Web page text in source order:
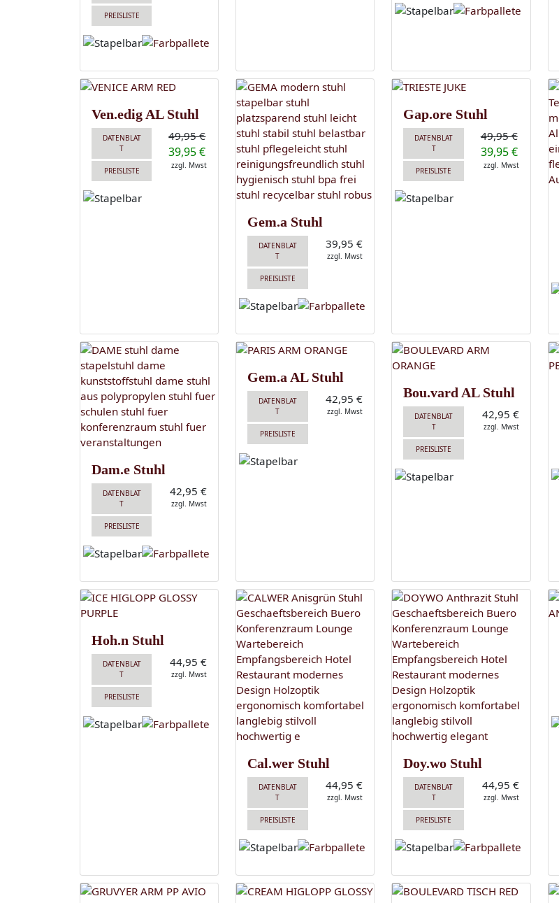
PREISLISTE
Ven.edig AL Stuhl
DATENBLAT
T
PREISLISTE
49,95 €
39,95 €
zzgl. Mwst
Gem.a Stuhl
DATENBLAT
T
PREISLISTE
39,95 €
zzgl. Mwst
Gap.ore Stuhl
DATENBLAT
T
PREISLISTE
49,95 €
39,95 €
zzgl. Mwst
Dam.e Stuhl
DATENBLAT
T
PREISLISTE
42,95 €
zzgl. Mwst
Gem.a AL Stuhl
DATENBLAT
T
PREISLISTE
42,95 €
zzgl. Mwst
Bou.vard AL Stuhl
DATENBLAT
T
PREISLISTE
42,95 €
zzgl. Mwst
Hoh.n Stuhl
DATENBLAT
T
PREISLISTE
44,95 €
zzgl. Mwst
Cal.wer Stuhl
DATENBLAT
T
PREISLISTE
44,95 €
zzgl. Mwst
Doy.wo Stuhl
DATENBLAT
T
PREISLISTE
44,95 €
zzgl. Mwst